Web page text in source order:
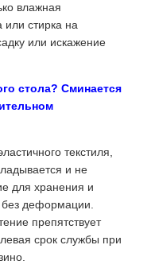
влажная
или стирка на
или искажение
стола? Сминается
текстиля,
и не
для хранения и
без деформации.
препятствует
срок службы при